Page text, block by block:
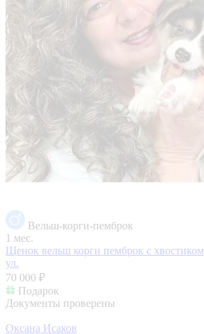
Вельш-корги-пемброк
1 мес.
Щенок вельш корги пемброк с хвостиком
ул.
70 000 ₽
Подарок
Документы проверены
Оксана Исаков